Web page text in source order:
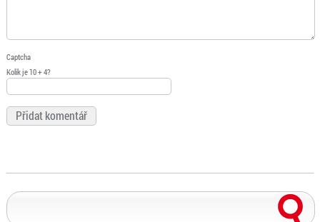
Captcha
Kolik je 10 + 4?